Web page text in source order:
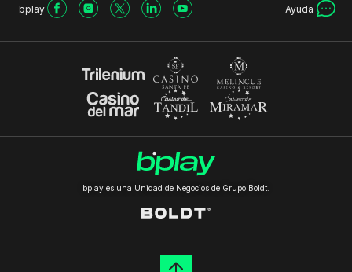
bplay Ayuda
bplay es una Unidad de Negocios de Grupo Boldt.